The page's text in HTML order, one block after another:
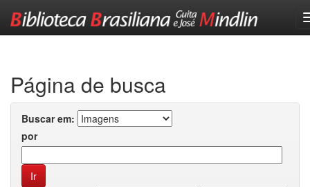
Página de busca
Buscar em:
por